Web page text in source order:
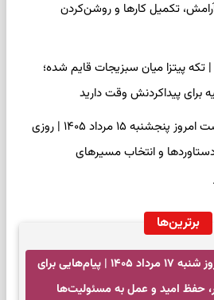
تکمیل کارها و روشن‌کردن
تکه پیتزا میان سبزیجات قایم شده؛
فال سرنوشت امروز پنجشنبه ۱۵ مرداد ۱۴۰۵ | روزی
و انتخاب مسیرهای
برترین‌ها
فال انبیا امروز شنبه ۱۷ مرداد ۱۴۰۵ | پیام‌هایی برای
حفظ امید و عمل به مسئولیت‌ها